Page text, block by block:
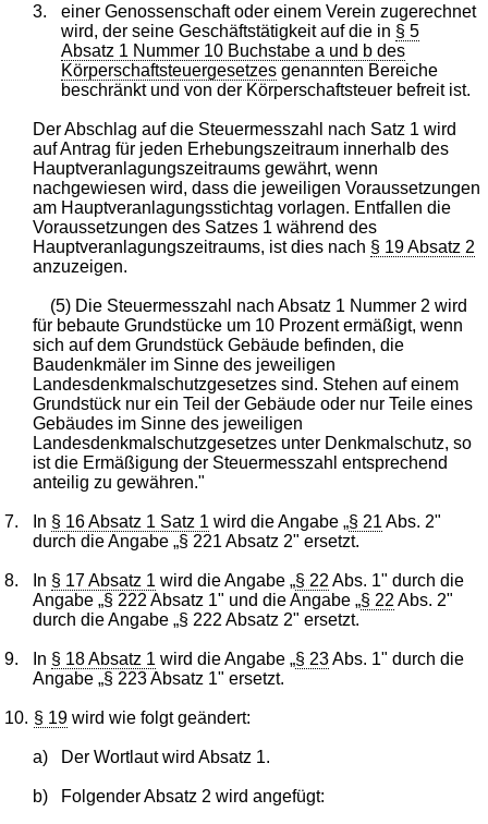
3.
einer Genossenschaft oder einem Verein zugerechnet
wird, der seine Geschäftstätigkeit auf die in § 5
Absatz 1 Nummer 10 Buchstabe a und b des
Körperschaftsteuergesetzesgenannten Bereiche
beschränkt und von der Körperschaftsteuer befreit ist.
Der Abschlag auf die Steuermesszahl nach Satz 1 wird
auf Antrag für jeden Erhebungszeitraum innerhalb des
Hauptveranlagungszeitraums gewährt, wenn
nachgewiesen wird, dass die jeweiligen Voraussetzungen
am Hauptveranlagungsstichtag vorlagen. Entfallen die
Voraussetzungen des Satzes 1 während des
Hauptveranlagungszeitraums, ist dies nach § 19 Absatz 2
anzuzeigen.
(5) Die Steuermesszahl nach Absatz 1 Nummer 2 wird
für bebaute Grundstücke um 10 Prozent ermäßigt, wenn
sich auf dem Grundstück Gebäude befinden, die
Baudenkmäler im Sinne des jeweiligen
Landesdenkmalschutzgesetzes sind. Stehen auf einem
Grundstück nur ein Teil der Gebäude oder nur Teile eines
Gebäudes im Sinne des jeweiligen
Landesdenkmalschutzgesetzes unter Denkmalschutz, so
ist die Ermäßigung der Steuermesszahl entsprechend
anteilig zu gewähren."
7. In § 16 Absatz 1 Satz 1 wird die Angabe „§ 21 Abs. 2"
durch die Angabe „§ 221 Absatz 2" ersetzt.
8. In § 17 Absatz 1 wird die Angabe „§ 22 Abs. 1" durch die
Angabe „§ 222 Absatz 1" und die Angabe „§ 22 Abs. 2"
durch die Angabe „§ 222 Absatz 2" ersetzt.
9. In § 18 Absatz 1 wird die Angabe „§ 23Abs. 1" durch die
Angabe „§ 223 Absatz 1" ersetzt.
10. § 19 wird wie folgt geändert:
a) Der Wortlaut wird Absatz 1.
b) Folgender Absatz 2 wird angefügt: